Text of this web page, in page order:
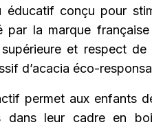
éducatif conçu pour
par la marque
et respect de
d’acacia éco-
permet aux enfants
dans leur cadre en